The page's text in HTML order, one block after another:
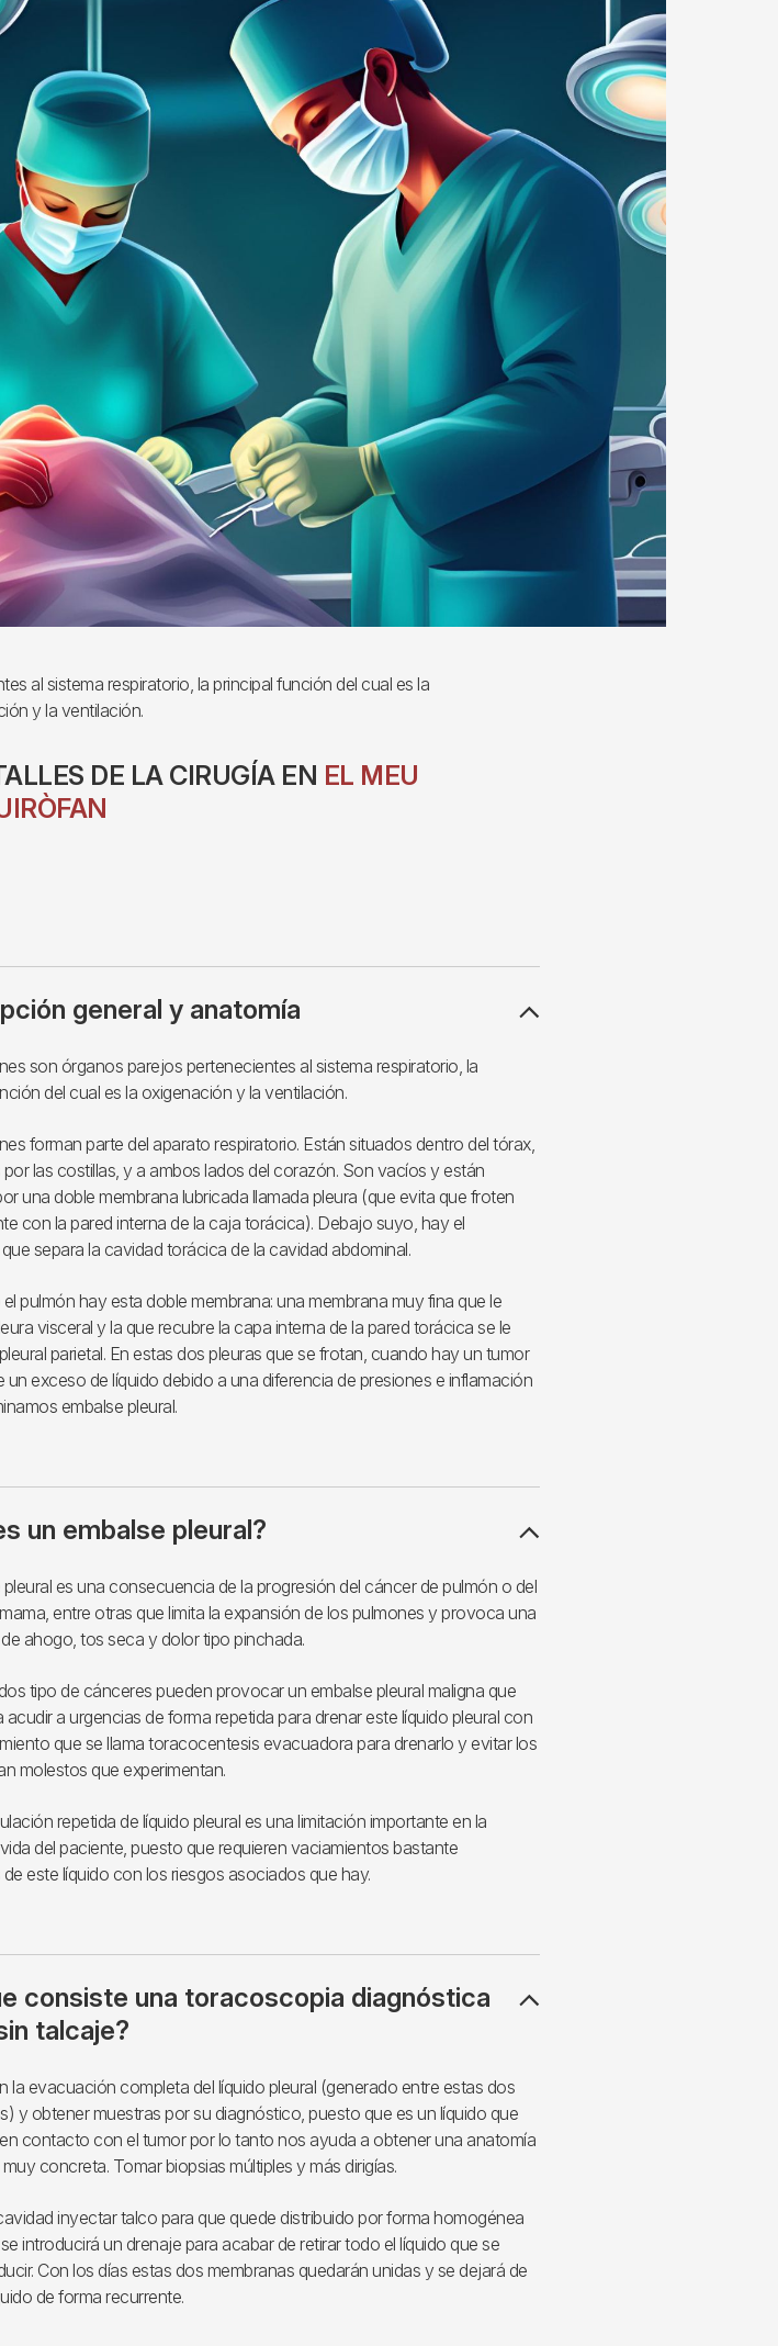
al sistema respiratorio, la principal función del cual es la
y la ventilación.
DE LA CIRUGÍA EN EL MEU
general y anatomía
son órganos parejos pertenecientes al sistema respiratorio, la
del cual es la oxigenación y la ventilación.
forman parte del aparato respiratorio. Están situados dentro del tórax,
las costillas, y a ambos lados del corazón. Son vacíos y están
una doble membrana lubricada llamada pleura (que evita que froten
con la pared interna de la caja torácica). Debajo suyo, hay el
separa la cavidad torácica de la cavidad abdominal.
pulmón hay esta doble membrana: una membrana muy fina que le
visceral y la que recubre la capa interna de la pared torácica se le
parietal. En estas dos pleuras que se frotan, cuando hay un tumor
un exceso de líquido debido a una diferencia de presiones e inflamación
embalse pleural.
un embalse pleural?
pleural es una consecuencia de la progresión del cáncer de pulmón o del
entre otras que limita la expansión de los pulmones y provoca una
ahogo, tos seca y dolor tipo pinchada.
tipo de cánceres pueden provocar un embalse pleural maligna que
acudir a urgencias de forma repetida para drenar este líquido pleural con
que se llama toracocentesis evacuadora para drenarlo y evitar los
molestos que experimentan.
repetida de líquido pleural es una limitación importante en la
del paciente, puesto que requieren vaciamientos bastante
este líquido con los riesgos asociados que hay.
consiste una toracoscopia diagnóstica
talcaje?
la evacuación completa del líquido pleural (generado entre estas dos
y obtener muestras por su diagnóstico, puesto que es un líquido que
contacto con el tumor por lo tanto nos ayuda a obtener una anatomía
concreta. Tomar biopsias múltiples y más dirigías.
inyectar talco para que quede distribuido por forma homogénea
introducirá un drenaje para acabar de retirar todo el líquido que se
Con los días estas dos membranas quedarán unidas y se dejará de
de forma recurrente.